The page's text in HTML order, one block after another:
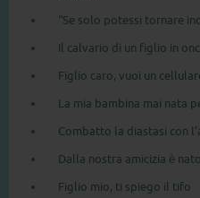
“Se solo potessi tornare
Il calvario di un figlio in
Figlio caro, vuoi un
La mia bambina mai nata
Combatto la diastasi con
Dalla nostra amicizia è
Figlio mio, ti spiego il tifo